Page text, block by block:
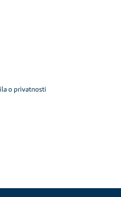
o privatnosti